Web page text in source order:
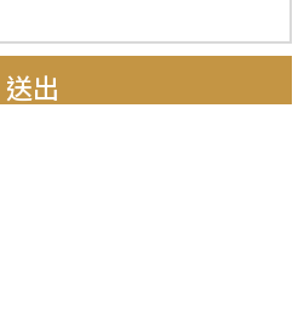
送出